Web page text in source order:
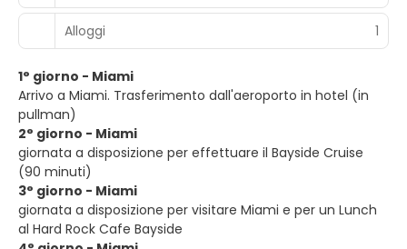
Alloggi 1
1° giorno - Miami
Arrivo a Miami. Trasferimento dall'aeroporto in hotel (in
pullman)
2° giorno - Miami
giornata a disposizione per effettuare il Bayside Cruise
(90 minuti)
3° giorno - Miami
giornata a disposizione per visitare Miami e per un Lunch
al Hard Rock Cafe Bayside